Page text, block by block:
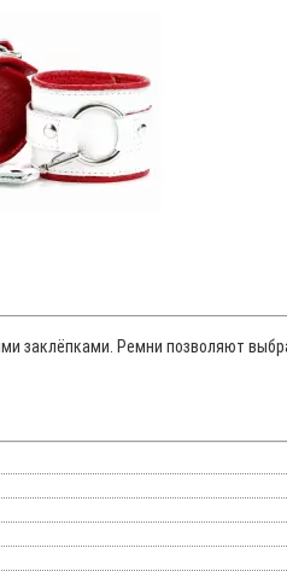
заклёпками. Ремни позволяют